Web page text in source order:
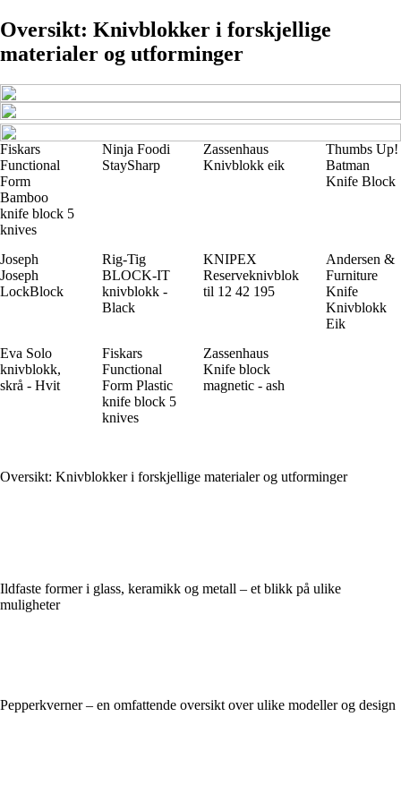
Oversikt: Knivblokker i forskjellige
materialer og utforminger
Fiskars
Functional
Form
Bamboo
knife block 5
knives
Ninja Foodi
StaySharp
Zassenhaus
Knivblokk eik
Thumbs Up!
Batman
Knife Block
Joseph
Joseph
LockBlock
Rig-Tig
BLOCK-IT
knivblokk -
Black
KNIPEX
Reserveknivblok
til 12 42 195
Andersen &
Furniture
Knife
Knivblokk
Eik
Eva Solo
knivblokk,
skrå - Hvit
Fiskars
Functional
Form Plastic
knife block 5
knives
Zassenhaus
Knife block
magnetic - ash
Oversikt: Knivblokker i forskjellige materialer og utforminger
Ildfaste former i glass, keramikk og metall – et blikk på ulike
muligheter
Pepperkverner – en omfattende oversikt over ulike modeller og design